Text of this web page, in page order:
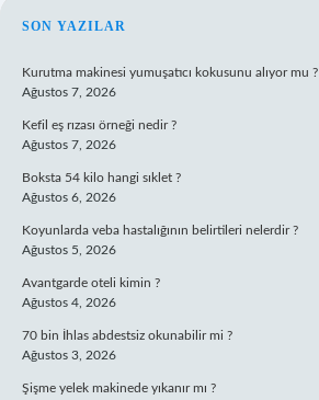
SIDEBAR
SON YAZILAR
Kurutma makinesi yumuşatıcı kokusunu alıyor mu ?
Ağustos 7, 2026
Kefil eş rızası örneği nedir ?
Ağustos 7, 2026
Boksta 54 kilo hangi sıklet ?
Ağustos 6, 2026
Koyunlarda veba hastalığının belirtileri nelerdir ?
Ağustos 5, 2026
Avantgarde oteli kimin ?
Ağustos 4, 2026
70 bin İhlas abdestsiz okunabilir mi ?
Ağustos 3, 2026
Şişme yelek makinede yıkanır mı ?